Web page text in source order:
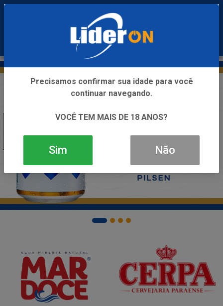
Precisamos confirmar sua idade para você
continuar navegando.
VOCÊ TEM MAIS DE 18 ANOS?
Sim Não